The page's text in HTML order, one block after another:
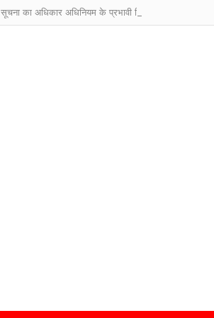
सूचना का अधिकार अधिनियम के प्रभावी क्रियान्वयन हेतु दो